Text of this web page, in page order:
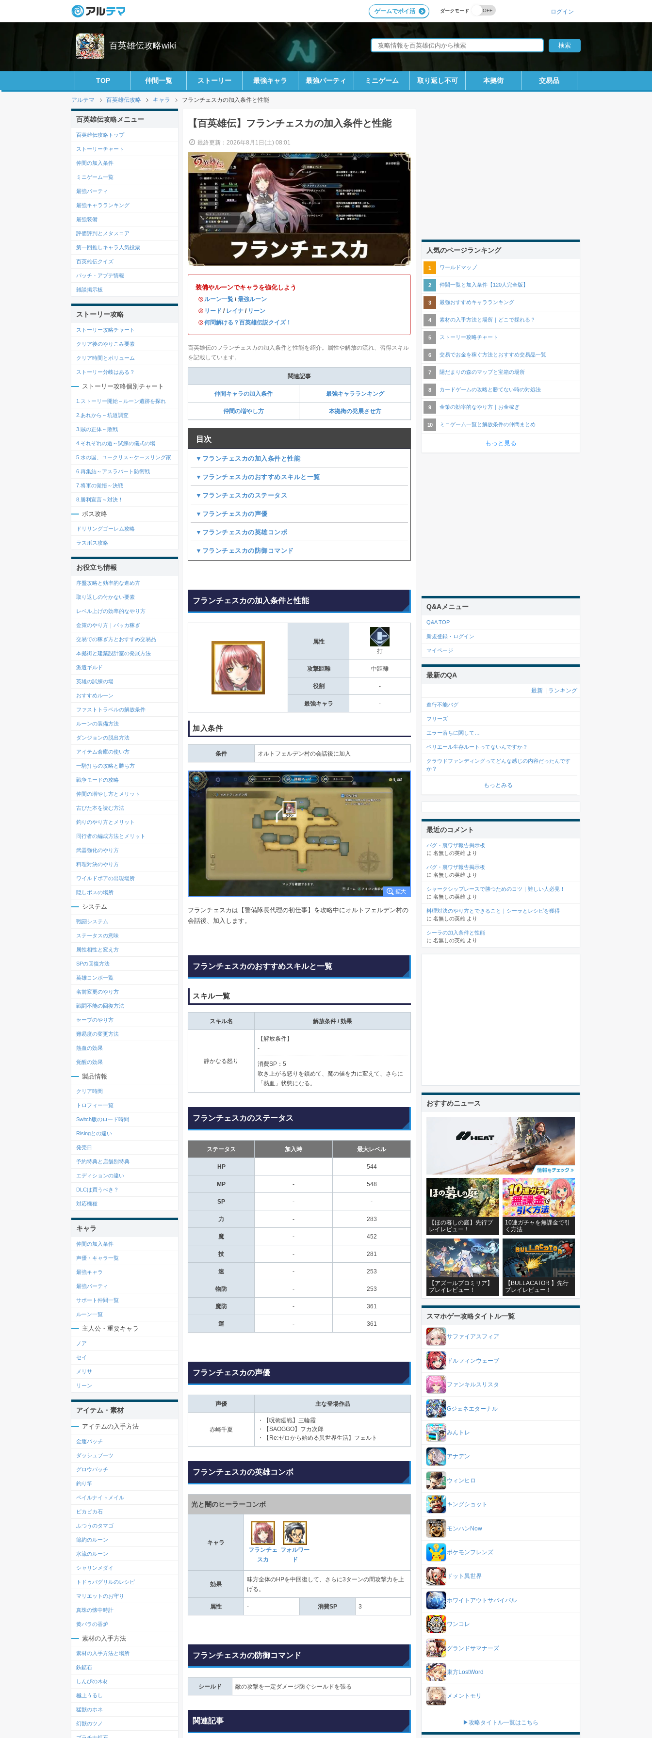
ダークモード
ゲームでポイ活 ログイン
百英雄伝攻略wiki
TOP 仲間一覧 ストーリー 最強キャラ 最強パーティ ミニゲーム 取り返し不可 本拠街 交易品
アルテマ 百英雄伝攻略 キャラ フランチェスカの加入条件と性能
【百英雄伝】フランチェスカの加入条件と性能
最終更新：2026年8月1日(土) 08:01
装備やルーンでキャラを強化しよう
・ ルーン一覧 / 最強ルーン
・ リード / レイナ / リーン
・何問解ける？百英雄伝説クイズ！
百英雄伝のフランチェスカの加入条件と性能を紹介。属性や解放の流れ、習得スキル
を記載しています。
関連記事
仲間キャラの加入条件 最強キャラランキング
仲間の増やし方 本拠街の発展させ方
目次
▼フランチェスカの加入条件と性能
▼フランチェスカのおすすめスキルと一覧
▼フランチェスカのステータス
▼フランチェスカの声優
▼フランチェスカの英雄コンボ
▼フランチェスカの防御コマンド
フランチェスカの加入条件と性能
属性
打
攻撃距離 中距離
役割 -
最強キャラ -
加入条件
条件 オルトフェルデン村の会話後に加入
フランチェスカは【警備隊長代理の初仕事】を攻略中にオルトフェルデン村の
会話後、加入します。
フランチェスカのおすすめスキルと一覧
スキル一覧
スキル名 解放条件 / 効果
静かなる怒り
【解放条件】
-
消費SP：5
吹き上がる怒りを鎮めて、魔の値を力に変えて、さらに
「熱血」状態になる。
フランチェスカのステータス
ステータス 加入時 最大レベル
HP - 544
MP - 548
SP - -
力 - 283
魔 - 452
技 - 281
速 - 253
物防 - 253
魔防 - 361
運 - 361
フランチェスカの声優
声優 主な登場作品
赤崎千夏
・【呪術廻戦】三輪霞
・【SAOGGO】フカ次郎
・【Re:ゼロから始める異世界生活】フェルト
フランチェスカの英雄コンボ
光と闇のヒーラーコンボ
キャラ
フランチェ
スカ
フォルワー
ド
効果
味方全体のHPを中回復して、さらに3ターンの間攻撃力を上
げる。
属性 - 消費SP 3
フランチェスカの防御コマンド
シールド 敵の攻撃を一定ダメージ防ぐシールドを張る
関連記事
百英雄伝攻略メニュー
百英雄伝攻略トップ
ストーリーチャート
仲間の加入条件
ミニゲーム一覧
最強パーティ
最強キャラランキング
最強装備
評価評判とメタスコア
第一回推しキャラ人気投票
百英雄伝クイズ
パッチ・アプデ情報
雑談掲示板
ストーリー攻略
ストーリー攻略チャート
クリア後のやりこみ要素
クリア時間とボリューム
ストーリー分岐はある？
ストーリー攻略個別チャート
1.ストーリー開始～ルーン遺跡を探れ
2.あれから～坑道調査
3.賊の正体～敗戦
4.それぞれの道～試練の儀式の場
5.水の国、ユークリス～ケースリング家
6.再集結～アスラバート防衛戦
7.将軍の覚悟～決戦
8.勝利宣言～対決！
ボス攻略
ドリリングゴーレム攻略
ラスボス攻略
お役立ち情報
序盤攻略と効率的な進め方
取り返しの付かない要素
レベル上げの効率的なやり方
金策のやり方｜バッカ稼ぎ
交易での稼ぎ方とおすすめ交易品
本拠街と建築設計室の発展方法
派遣ギルド
英雄の試練の場
おすすめルーン
ファストトラベルの解放条件
ルーンの装備方法
ダンジョンの脱出方法
アイテム倉庫の使い方
一騎打ちの攻略と勝ち方
戦争モードの攻略
仲間の増やし方とメリット
古びた本を読む方法
釣りのやり方とメリット
同行者の編成方法とメリット
武器強化のやり方
料理対決のやり方
ワイルドボアの出現場所
隠しボスの場所
システム
戦闘システム
ステータスの意味
属性相性と変え方
SPの回復方法
英雄コンボ一覧
名前変更のやり方
戦闘不能の回復方法
セーブのやり方
難易度の変更方法
熱血の効果
覚醒の効果
製品情報
クリア時間
トロフィー一覧
Switch版のロード時間
Risingとの違い
発売日
予約特典と店舗別特典
エディションの違い
DLCは買うべき？
対応機種
キャラ
仲間の加入条件
声優・キャラ一覧
最強キャラ
最強パーティ
サポート仲間一覧
ルーン一覧
主人公・重要キャラ
ノア
セイ
メリサ
リーン
アイテム・素材
アイテムの入手方法
金運バッチ
ダッシュブーツ
グロウバッチ
釣り竿
ペイルナイトメイル
ピカピカ石
ふつうのタマゴ
節約のルーン
水流のルーン
シャリンメダイ
トドゥバグリルのレシピ
マリエットのお守り
真珠の懐中時計
黄バラの香炉
素材の入手方法
素材の入手方法と場所
鉄鉱石
しんぴの木材
極上うるし
猛獣のホネ
幻獣のツノ
人気のページランキング
ワールドマップ
仲間一覧と加入条件【120人完全版】
最強おすすめキャラランキング
素材の入手方法と場所｜どこで採れる？
ストーリー攻略チャート
交易でお金を稼ぐ方法とおすすめ交易品一覧
陽だまりの森のマップと宝箱の場所
カードゲームの攻略と勝てない時の対処法
金策の効率的なやり方｜お金稼ぎ
ミニゲーム一覧と解放条件の仲間まとめ
もっと見る
Q&Aメニュー
Q&A TOP
新規登録・ログイン
マイページ
最新のQA
最新 ランキング
進行不能バグ
フリーズ
エラー落ちに関して…
ペリエール生存ルートってないんですか？
クラウドファンディングってどんな感じの内容だったんです
か？
もっとみる
最近のコメント
バグ・裏ワザ報告掲示板
に 名無しの英雄 より
バグ・裏ワザ報告掲示板
に 名無しの英雄 より
シャークシップレースで勝つためのコツ｜難しい人必見！
に 名無しの英雄 より
料理対決のやり方とできること｜シーラとレシピを獲得
に 名無しの英雄 より
シーラの加入条件と性能
に 名無しの英雄 より
おすすめニュース
【ほの暮しの庭】先行プ
レイレビュー！
10連ガチャを無課金で引
く方法
【アズールプロミリア】
プレイレビュー！
【BULLACATOR 】先行
プレイレビュー！
スマホゲー攻略タイトル一覧
サファイアスフィア
ドルフィンウェーブ
ファンキルスリスタ
Gジェネエターナル
みんトレ
アナデン
ウィンヒロ
キングショット
モンハンNow
ポケモンフレンズ
ドット異世界
ホワイトアウトサバイバル
ワンコレ
グランドサマナーズ
東方LostWord
メメントモリ
▶攻略タイトル一覧はこちら